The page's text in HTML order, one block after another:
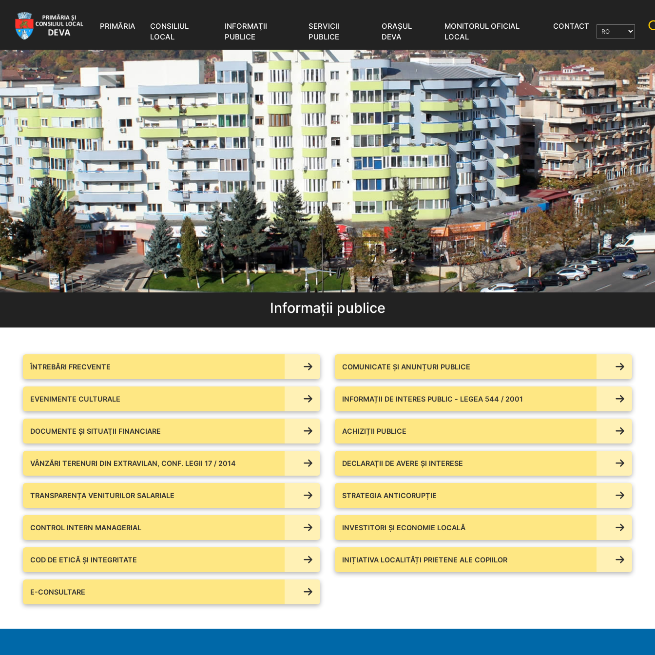
PRIMĂRIA
CONSILIUL
LOCAL
INFORMAŢII
PUBLICE
SERVICII
PUBLICE
ORAŞUL
DEVA
MONITORUL OFICIAL
LOCAL
CONTACT
Informații publice
ÎNTREBĂRI FRECVENTE COMUNICATE ŞI ANUNȚURI PUBLICE
EVENIMENTE CULTURALE INFORMAȚII DE INTERES PUBLIC - LEGEA 544 / 2001
DOCUMENTE ŞI SITUAŢII FINANCIARE ACHIZIȚII PUBLICE
VÂNZĂRI TERENURI DIN EXTRAVILAN, CONF. LEGII 17 / 2014 DECLARAȚII DE AVERE ŞI INTERESE
TRANSPARENȚA VENITURILOR SALARIALE STRATEGIA ANTICORUPȚIE
CONTROL INTERN MANAGERIAL INVESTITORI ȘI ECONOMIE LOCALĂ
COD DE ETICĂ ȘI INTEGRITATE INIȚIATIVA LOCALITĂȚI PRIETENE ALE COPIILOR
E-CONSULTARE